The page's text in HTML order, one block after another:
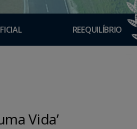
REEQUILÍBRIO
Vida’